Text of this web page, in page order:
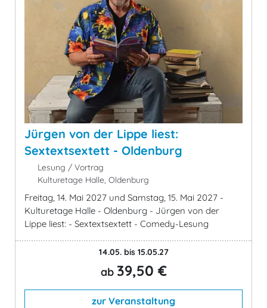
Jürgen von der Lippe liest:
Sextextsextett - Oldenburg
Lesung / Vortrag
Kulturetage Halle, Oldenburg
Freitag, 14. Mai 2027 und Samstag, 15. Mai 2027 -
Kulturetage Halle - Oldenburg - Jürgen von der
Lippe liest: - Sextextsextett - Comedy-Lesung
14.05. bis 15.05.27
ab 39,50 €
zur Veranstaltung